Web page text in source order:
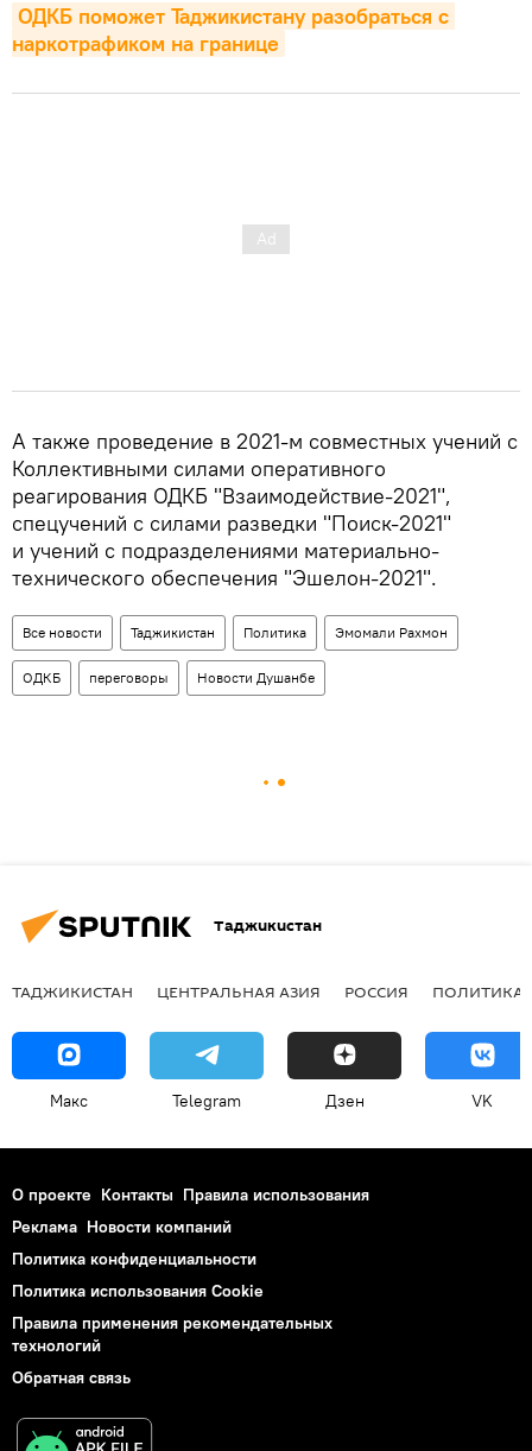
ОДКБ поможет Таджикистану разобраться с
наркотрафиком на границе
А также проведение в 2021-м совместных учений с
Коллективными силами оперативного
реагирования ОДКБ "Взаимодействие-2021",
спецучений с силами разведки "Поиск-2021"
и учений с подразделениями материально-
технического обеспечения "Эшелон-2021".
Все новости Таджикистан Политика Эмомали Рахмон
ОДКБ переговоры Новости Душанбе
Таджикистан
ТАДЖИКИСТАН ЦЕНТРАЛЬНАЯ АЗИЯ РОССИЯ ПОЛИТИКА
Макс Telegram Дзен VK
О проекте Контакты Правила использования
Реклама Новости компаний
Политика конфиденциальности
Политика использования Cookie
Правила применения рекомендательных
технологий
Обратная связь